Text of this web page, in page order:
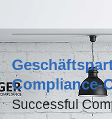
Compliance-
Successful